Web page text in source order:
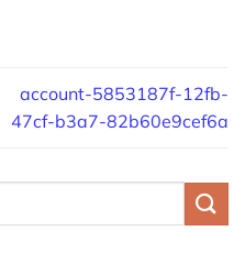
account-5853187f-12fb-
47cf-b3a7-82b60e9cef6a